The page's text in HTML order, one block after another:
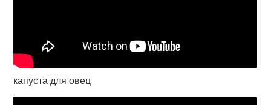
капуста для овец